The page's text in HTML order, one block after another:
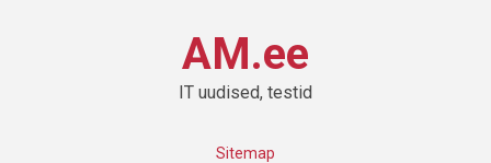
AM.ee
IT uudised, testid
Sitemap